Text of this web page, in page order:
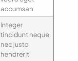
accumsan
Integer
tincidunt neque
nec justo
hendrerit